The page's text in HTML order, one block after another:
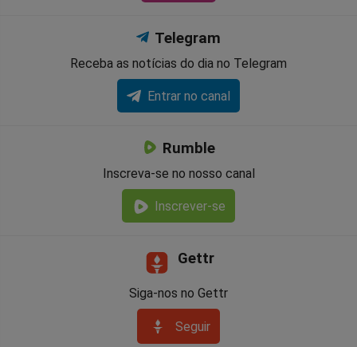
Telegram
Receba as notícias do dia no Telegram
Entrar no canal
Rumble
Inscreva-se no nosso canal
Inscrever-se
Gettr
Siga-nos no Gettr
Seguir